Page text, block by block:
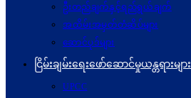
ဦးတည်ချက်နှင့်ရည်ရွယ်ချက်
အထိမ်းအမှတ်တံဆိပ်များ
ဆောင်ပုဒ်များ
ငြိမ်းချမ်းရေးဖော်‌ဆောင်မှုယန္တရားများ
UPCC